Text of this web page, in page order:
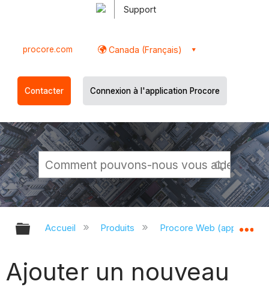
Support
procore.com Canada (Français)
Contacter Connexion à l'application Procore
Développer/réduire la hiérarchie
Accueil Produits Procore Web
Ajouter un nouveau